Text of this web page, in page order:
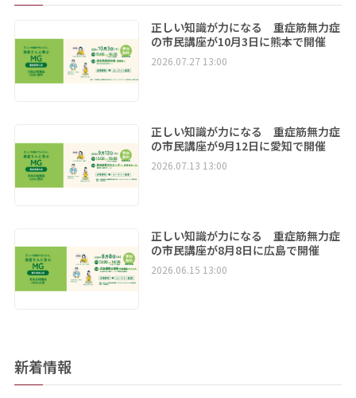
正しい知識が力になる 重症筋無力症
の市民講座が10月3日に熊本で開催
2026.07.27 13:00
正しい知識が力になる 重症筋無力症
の市民講座が9月12日に愛知で開催
2026.07.13 13:00
正しい知識が力になる 重症筋無力症
の市民講座が8月8日に広島で開催
2026.06.15 13:00
新着情報